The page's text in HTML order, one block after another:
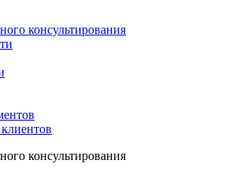
консультирования
консультирования